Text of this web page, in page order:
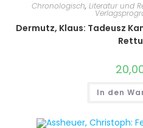
Chronologisch, Literatur und
Dermutz, Klaus: Tadeusz
In den